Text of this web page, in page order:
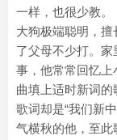
一样，也很少教。
大狗极端聪明，
了父母不少打。
事，他常常回忆上
曲填上适时新词的
歌词却是“我们新
气横秋的他，至此